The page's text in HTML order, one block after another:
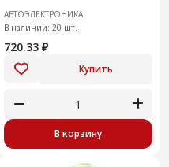
АВТОЭЛЕКТРОНИКА
В наличии: 20 шт.
720.33 ₽
Купить
В корзину